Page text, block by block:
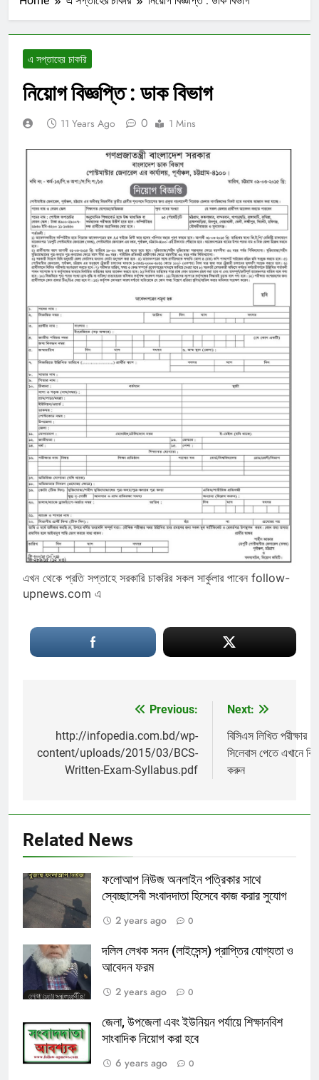
এ সপ্তাহের চাকরি
নিয়োগ বিজ্ঞপ্তি : ডাক বিভাগ
11 Years Ago 0 1 Mins
এখন থেকে প্রতি সপ্তাহে সরকারি চাকরির সকল সার্কুলার পাবেন follow-
upnews.com এ
navigation
Previous:
http://infopedia.com.bd/wp-
content/uploads/2015/03/BCS-
Written-Exam-Syllabus.pdf
Next:
বিসিএস লিখিত পরীক্ষার
সিলেবাস পেতে এখানে
করুন
Related News
ফলোআপ নিউজ অনলাইন পত্রিকার সাথে
স্বেচ্ছাসেবী সংবাদদাতা হিসেবে কাজ করার সুযোগ
2 years ago
0
দলিল লেখক সনদ (লাইসেন্স) প্রাপ্তির যোগ্যতা ও
আবেদন ফরম
2 years ago
0
জেলা, উপজেলা এবং ইউনিয়ন পর্যায়ে শিক্ষানবিশ
সাংবাদিক নিয়োগ করা হবে
6 years ago
0